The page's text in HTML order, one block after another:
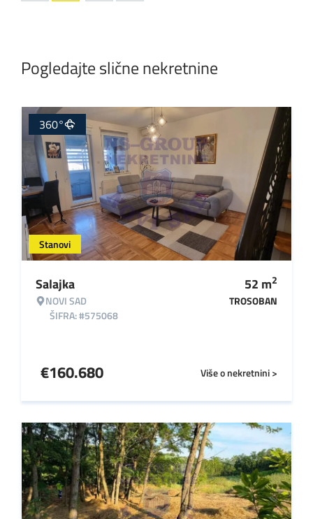
Pogledajte slične nekretnine
Stanovi
360°
Salajka
NOVI SAD
ŠIFRA: #575068
52 m2
TROSOBAN
Više o nekretnini >
€160.680